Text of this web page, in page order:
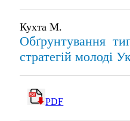
Кухта М.
Обґрунтування
стратегій молоді
PDF